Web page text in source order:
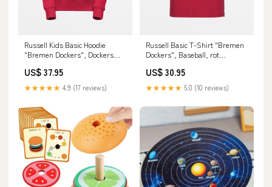
Russell Kids Basic Hoodie
"Bremen Dockers", Dockers
US$ 37.95
★★★★★ 4.9 (17 reviews)
Russell Basic T-Shirt "Bremen
Dockers", Baseball, rot
US$ 30.95
★★★★★ 5.0 (10 reviews)